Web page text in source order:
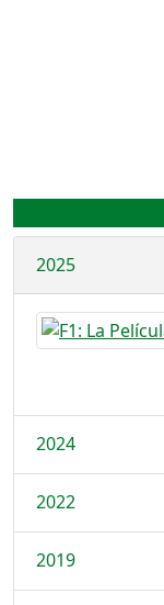
2025
2024
2022
2019